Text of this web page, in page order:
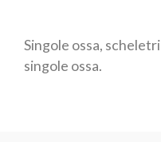
Singole ossa,
singole ossa.